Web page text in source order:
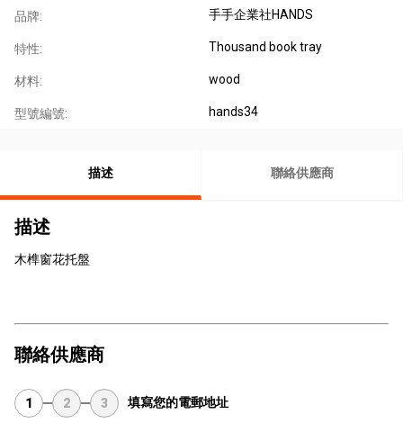
品牌: 手手企業社HANDS
特性: Thousand book tray
材料: wood
型號編號: hands34
描述 聯絡供應商
描述
木榫窗花托盤
聯絡供應商
1 2 3 填寫您的電郵地址